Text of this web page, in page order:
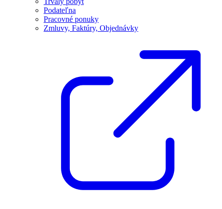
Podateľna
Pracovné ponuky
Zmluvy, Faktúry, Objednávky